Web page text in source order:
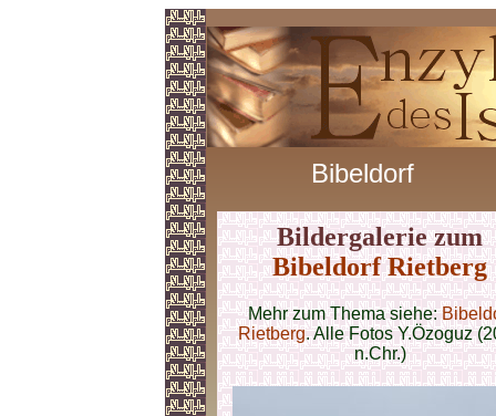
Bibeldorf
Bildergalerie zum
Bibeldorf Rietberg
Mehr zum Thema siehe:
Rietberg. Alle Fotos Y.Özoguz
n.Chr.)